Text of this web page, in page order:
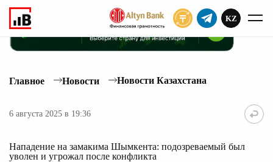
KZ
Главное Новости Новости Казахстана
6 августа 2025 в 19:36
Нападение на замакима Шымкента: подозреваемый был
уволен и угрожал после конфликта